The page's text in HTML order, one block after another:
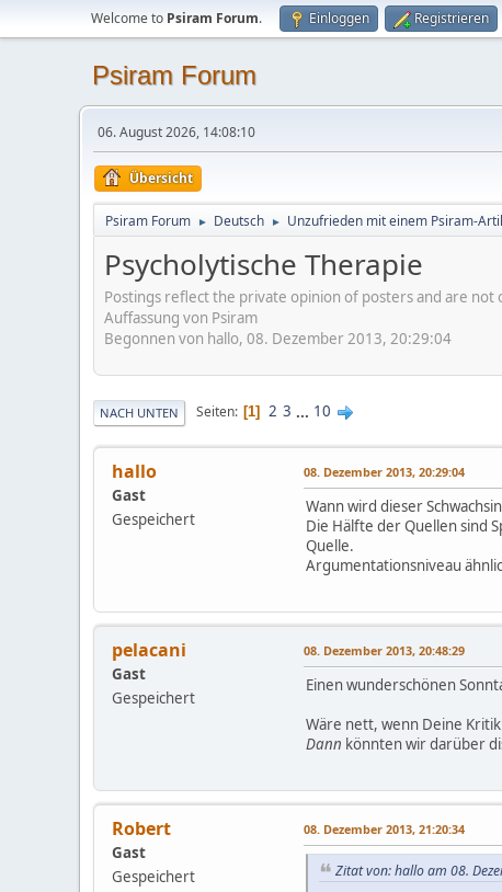
Welcome to Psiram Forum. Einloggen Registrieren
Psiram Forum
06. August 2026, 14:08:10
Übersicht
Psiram Forum ► Deutsch ► Unzufrieden mit einem Psiram-
Psycholytische Therapie
Postings reflect the private opinion of posters and are
Auffassung von Psiram
Begonnen von hallo, 08. Dezember 2013, 20:29:04
NACH UNTEN Seiten 1 2 3 ... 10
hallo
Gast
Gespeichert
08. Dezember 2013, 20:29:04
Wann wird dieser
Die Hälfte der Quellen sind
Quelle.
Argumentationsniveau
pelacani
Gast
Gespeichert
08. Dezember 2013, 20:48:29
Einen wunderschönen
Wäre nett, wenn Deine
Dann könnten wir darüber
Robert
Gast
Gespeichert
08. Dezember 2013, 21:20:34
Zitat von: hallo am 08.